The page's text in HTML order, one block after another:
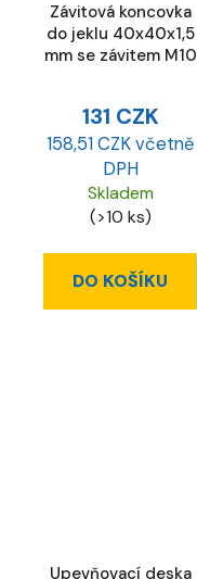
Závitová koncovka
do jeklu 40x40x1,5
mm se závitem M10
131 CZK
158,51 CZK včetně
DPH
Skladem
(>10 ks)
DO KOŠÍKU
Upevňovací deska